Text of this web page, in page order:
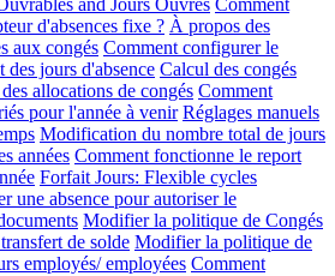
d'absences fixe ? À propos des
aux congés Comment configurer le
des jours d'absence Calcul des congés
allocations de congés Comment
pour l'année à venir Réglages manuels
Modification du nombre total de jours
années Comment fonctionne le report
Forfait Jours: Flexible cycles
une absence pour autoriser le
Modifier la politique de Congés
de solde Modifier la politique de
employés/ employées Comment